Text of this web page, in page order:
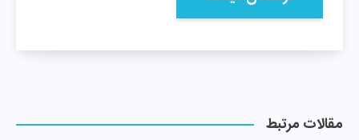
مقالات مرتبط